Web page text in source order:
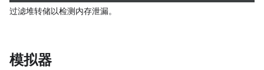
过滤堆转储以检测内存泄漏。
模拟器